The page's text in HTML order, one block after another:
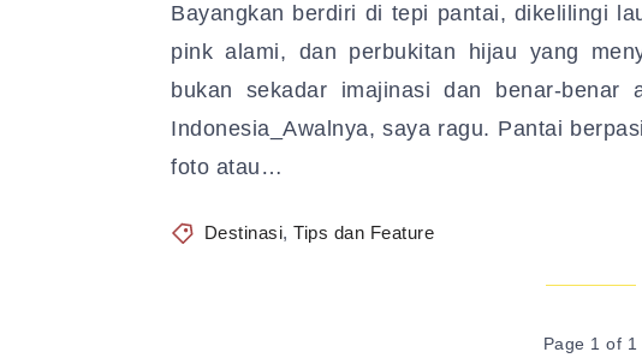
Bayangkan berdiri di tepi pantai, dikelilingi
pink alami, dan perbukitan hijau yang
bukan sekadar imajinasi dan benar-
Indonesia_Awalnya, saya ragu. Pantai
foto atau…
Destinasi, Tips dan Feature
Page 1 of 1